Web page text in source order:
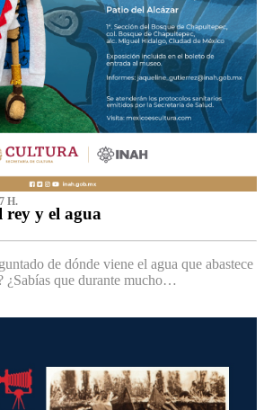
H.
rey y el agua
de dónde viene el agua que abastece
¿Sabías que durante mucho…